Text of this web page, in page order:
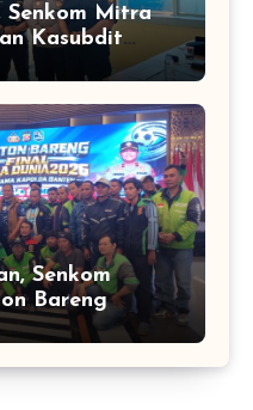
Senkom Mitra
Kasubdit
Banten
Senkom
Bareng
Dunia 2026